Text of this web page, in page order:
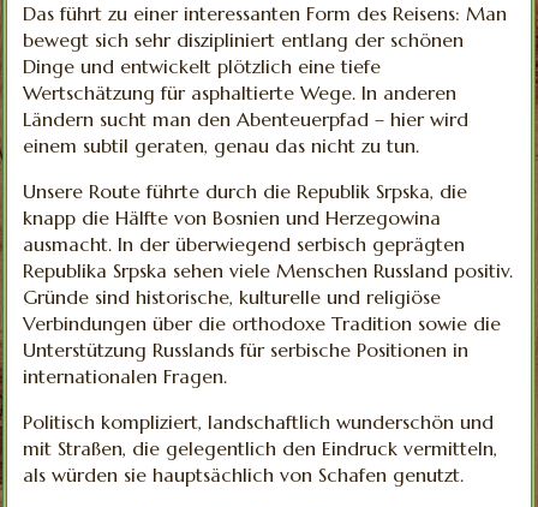
Das führt zu einer interessanten Form des Reisens: Man
bewegt sich sehr diszipliniert entlang der schönen
Dinge und entwickelt plötzlich eine tiefe
Wertschätzung für asphaltierte Wege. In anderen
Ländern sucht man den Abenteuerpfad – hier wird
einem subtil geraten, genau das nicht zu tun.
Unsere Route führte durch die Republik Srpska, die
knapp die Hälfte von Bosnien und Herzegowina
ausmacht.In der überwiegend serbisch geprägten
Republika Srpska sehen viele Menschen Russland positiv.
Gründe sind historische, kulturelle und religiöse
Verbindungen über die orthodoxe Tradition sowie die
Unterstützung Russlands für serbische Positionen in
internationalen Fragen.
Politisch kompliziert, landschaftlich wunderschön und
mit Straßen, die gelegentlich den Eindruck vermitteln,
als würden sie hauptsächlich von Schafen genutzt.